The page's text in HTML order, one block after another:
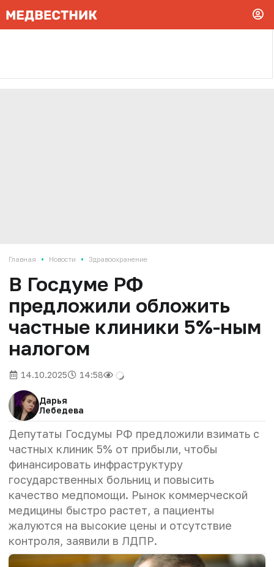
Главная • Новости • Здравоохранение
В Госдуме РФ
предложили обложить
частные клиники 5%-ным
налогом
14.10.2025 14:58
Дарья
Лебедева
Депутаты Госдумы РФ предложили взимать с
частных клиник 5% от прибыли, чтобы
финансировать инфраструктуру
государственных больниц и повысить
качество медпомощи. Рынок коммерческой
медицины быстро растет, а пациенты
жалуются на высокие цены и отсутствие
контроля, заявили в ЛДПР.